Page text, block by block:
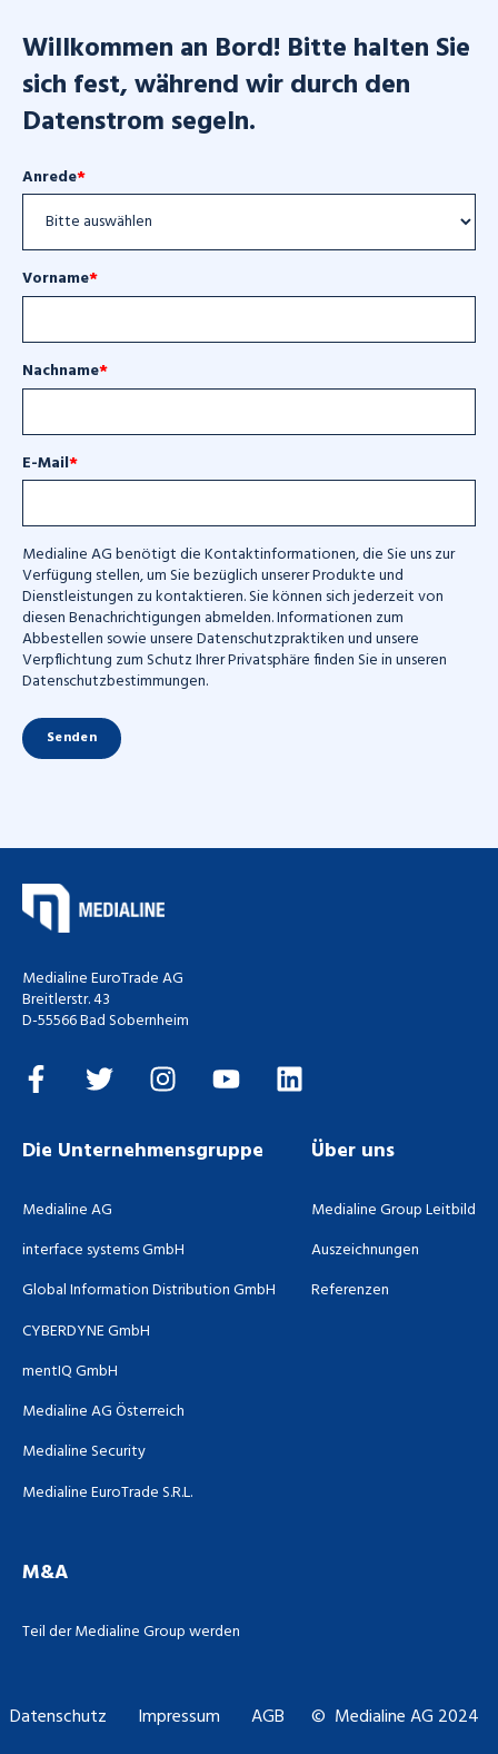
Willkommen an Bord! Bitte halten Sie
sich fest, während wir durch den
Datenstrom segeln.
Anrede*
Vorname*
Nachname*
E-Mail*
Medialine AG benötigt die Kontaktinformationen, die Sie uns zur
Verfügung stellen, um Sie bezüglich unserer Produkte und
Dienstleistungen zu kontaktieren. Sie können sich jederzeit von
diesen Benachrichtigungen abmelden. Informationen zum
Abbestellen sowie unsere Datenschutzpraktiken und unsere
Verpflichtung zum Schutz Ihrer Privatsphäre finden Sie in unseren
Datenschutzbestimmungen.
Medialine EuroTrade AG
Breitlerstr. 43
D-55566 Bad Sobernheim
Die Unternehmensgruppe
Medialine AG
interface systems GmbH
Global Information Distribution GmbH
CYBERDYNE GmbH
mentIQ GmbH
Medialine AG Österreich
Medialine Security
Medialine EuroTrade S.R.L.
Über uns
Medialine Group Leitbild
Auszeichnungen
Referenzen
M&A
Teil der Medialine Group werden
Datenschutz Impressum AGB © Medialine AG 2024